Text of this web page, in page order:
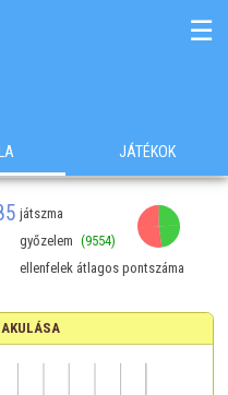
☰
JÁTÉKOK
játszma
győzelem (9554)
ellenfelek átlagos pontszáma